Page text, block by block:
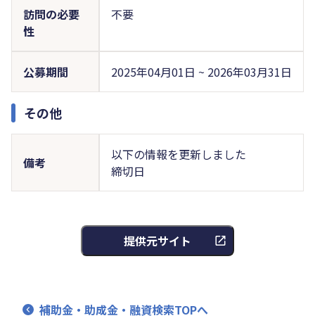
訪問の必要
性
不要
公募期間 2025年04月01日 ~ 2026年03月31日
その他
備考
以下の情報を更新しました
締切日
提供元サイト
補助金・助成金・融資検索TOPへ